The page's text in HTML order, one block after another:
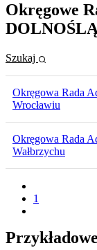
Okręgowe
Szukaj
Okręgowa Rada
Wrocławiu
Okręgowa Rada
Wałbrzychu
1